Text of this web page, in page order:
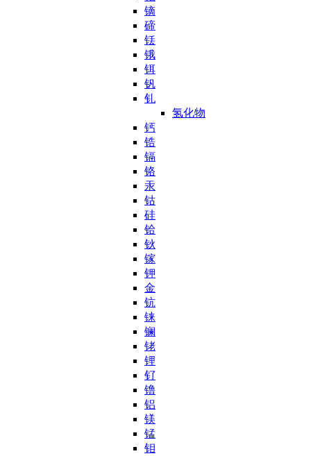
镝
碲
铥
锇
铒
钒
钆
氢化物
钙
锆
镉
铬
汞
钴
硅
铪
钬
镓
钾
金
钪
铼
镧
铑
锂
钌
镥
铝
镁
锰
钼